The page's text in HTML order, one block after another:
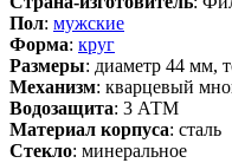
Пол: мужские
Форма: круг
Размеры: диаметр 44 мм,
Механизм: кварцевый
Водозащита: 3 АТМ
Материал корпуса: сталь
Стекло: минеральное